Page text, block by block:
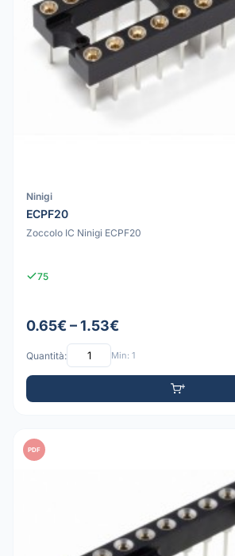
Ninigi
ECPF20
Zoccolo IC Ninigi ECPF20
75
0.65€ – 1.53€
Quantità: Min: 1
PDF